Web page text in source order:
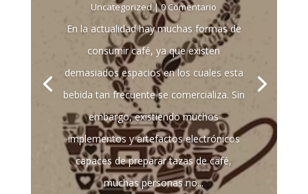
Uncategorized| 0 Comentario
En la actualidad hay muchas formas de
consumir café, ya que existen
demasiados espacios en los cuales esta
bebida tan frecuente se comercializa. Sin
embargo, existiendo muchos
implementos y artefactos electrónicos
capaces de preparar tazas de café,
muchas personas no...